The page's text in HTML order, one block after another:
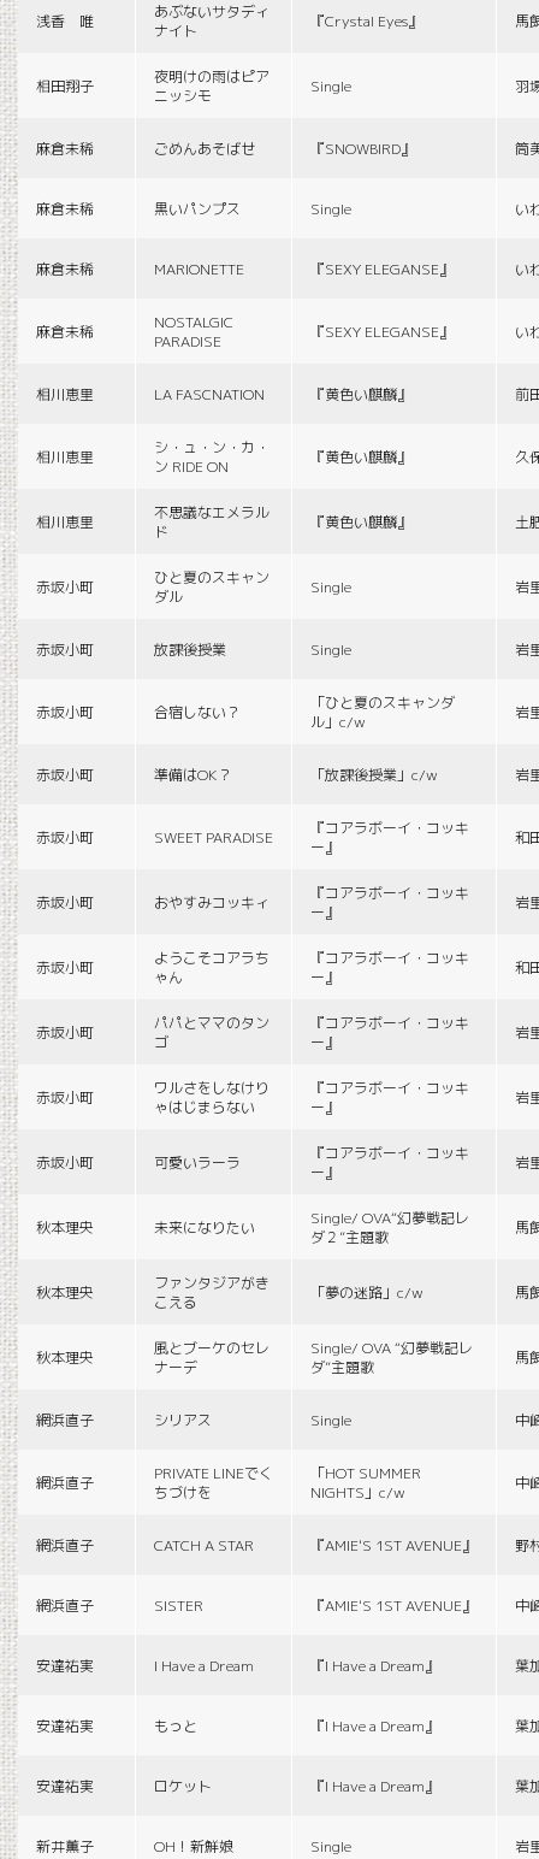
浅香 唯
あぶないサタディ
ナイト
『Crystal Eyes』 馬
相田翔子
夜明けの雨はピア
ニッシモ
Single 羽
麻倉未稀 ごめんあそばせ 『SNOWBIRD』 筒
麻倉未稀 黒いパンプス Single い
麻倉未稀 MARIONETTE 『SEXY ELEGANSE』 い
麻倉未稀
NOSTALGIC
PARADISE
『SEXY ELEGANSE』 い
相川恵里 LA FASCNATION 『黄色い麒麟』 前
相川恵里
シ・ュ・ン・カ・
ン RIDE ON
『黄色い麒麟』 久
相川恵里
不思議なエメラル
ド
『黄色い麒麟』 土
赤坂小町
ひと夏のスキャン
ダル
Single 岩
赤坂小町 放課後授業 Single 岩
赤坂小町 合宿しない？
「ひと夏のスキャンダ
ル」c/w
岩
赤坂小町 準備はOK？ 「放課後授業」c/w 岩
赤坂小町 SWEET PARADISE
『コアラボーイ・コッキ
ー』
和
赤坂小町 おやすみコッキィ
『コアラボーイ・コッキ
ー』
岩
赤坂小町
ようこそコアラち
ゃん
『コアラボーイ・コッキ
ー』
和
赤坂小町
パパとママのタン
ゴ
『コアラボーイ・コッキ
ー』
岩
赤坂小町
ワルさをしなけり
ゃはじまらない
『コアラボーイ・コッキ
ー』
岩
赤坂小町 可愛いラーラ
『コアラボーイ・コッキ
ー』
岩
秋本理央 未来になりたい
Single/ OVA“幻夢戦記レ
ダ２”主題歌
馬
秋本理央
ファンタジアがき
こえる
「夢の迷路」c/w 馬
秋本理央
風とブーケのセレ
ナーデ
Single/ OVA “幻夢戦記レ
ダ”主題歌
馬
網浜直子 シリアス Single 中
網浜直子
PRIVATE LINEでく
ちづけを
「HOT SUMMER
NIGHTS」c/w
中
網浜直子 CATCH A STAR 『AMIE'S 1ST AVENUE』 野
網浜直子 SISTER 『AMIE'S 1ST AVENUE』 中
安達祐実 I Have a Dream 『I Have a Dream』 葉
安達祐実 もっと 『I Have a Dream』 葉
安達祐実 ロケット 『I Have a Dream』 葉
新井薫子 OH！新鮮娘 Single 岩